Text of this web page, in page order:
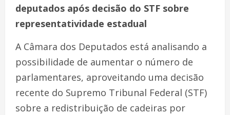
deputados após decisão do STF sobre
representatividade estadual
A Câmara dos Deputados está analisando a
possibilidade de aumentar o número de
parlamentares, aproveitando uma decisão
recente do Supremo Tribunal Federal (STF)
sobre a redistribuição de cadeiras por